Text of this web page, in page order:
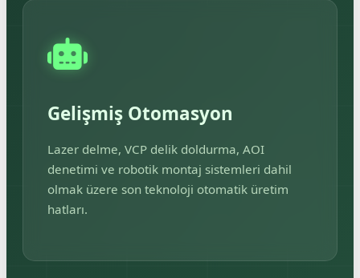
Gelişmiş Otomasyon
Lazer delme, VCP delik doldurma, AOI
denetimi ve robotik montaj sistemleri dahil
olmak üzere son teknoloji otomatik üretim
hatları.